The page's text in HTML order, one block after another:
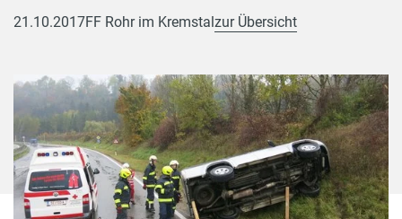
21.10.2017FF Rohr im Kremstal zur Übersicht